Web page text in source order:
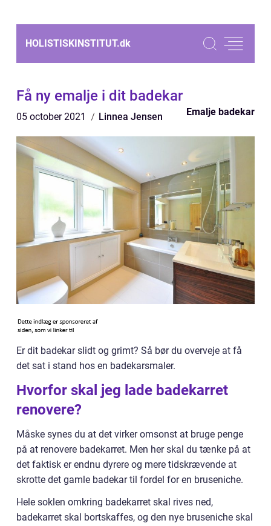
HOLISTISKINSTITUT.dk
Få ny emalje i dit badekar
05 october 2021 Linnea Jensen Emalje badekar
Er dit badekar slidt og grimt? Så bør du overveje at få
det sat i stand hos en badekarsmaler.
Hvorfor skal jeg lade badekarret
renovere?
Måske synes du at det virker omsonst at bruge penge
på at renovere badekarret. Men her skal du tænke på at
det faktisk er endnu dyrere og mere tidskrævende at
skrotte det gamle badekar til fordel for en bruseniche.
Hele soklen omkring badekarret skal rives ned,
badekarret skal bortskaffes, og den nye bruseniche skal